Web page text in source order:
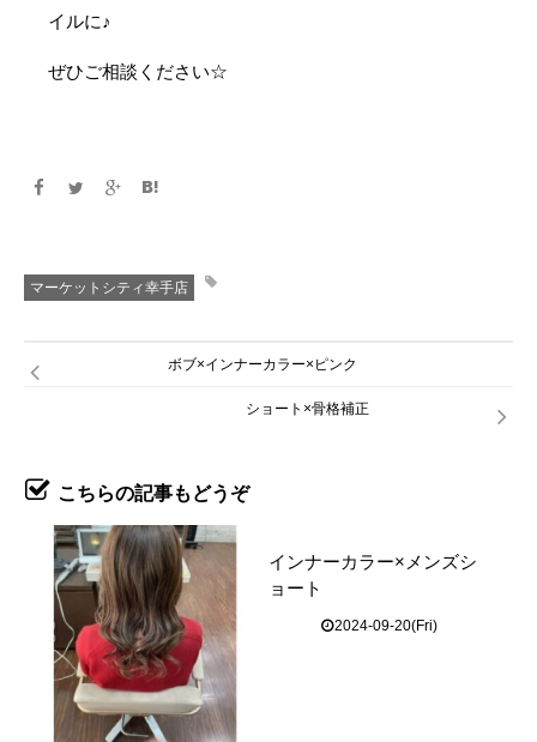
イルに♪
ぜひご相談ください☆
マーケットシティ幸手店
ボブ×インナーカラー×ピンク
ショート×骨格補正
こちらの記事もどうぞ
インナーカラー×メンズシ
ョート
2024-09-20(Fri)